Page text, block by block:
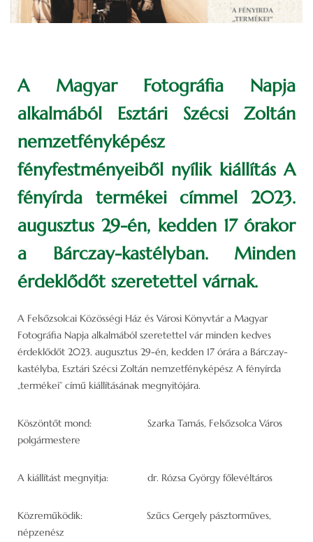
A Magyar Fotográfia Napja
alkalmából Esztári Szécsi Zoltán
nemzetfényképész
fényfestményeiből nyílik kiállítás A
fényírda termékei címmel 2023.
augusztus 29-én, kedden 17 órakor
a Bárczay-kastélyban. Minden
érdeklődőt szeretettel várnak.
A Felsőzsolcai Közösségi Ház és Városi Könyvtár a Magyar
Fotográfia Napja alkalmából szeretettel vár minden kedves
érdeklődőt 2023. augusztus 29-én, kedden 17 órára a Bárczay-
kastélyba, Esztári Szécsi Zoltán nemzetfényképész A fényírda
„termékei” című kiállításának megnyitójára.
Köszöntőt mond: Szarka Tamás, Felsőzsolca Város
polgármestere
A kiállítást megnyitja: dr. Rózsa György főlevéltáros
Közreműködik: Szűcs Gergely pásztorműves,
népzenész